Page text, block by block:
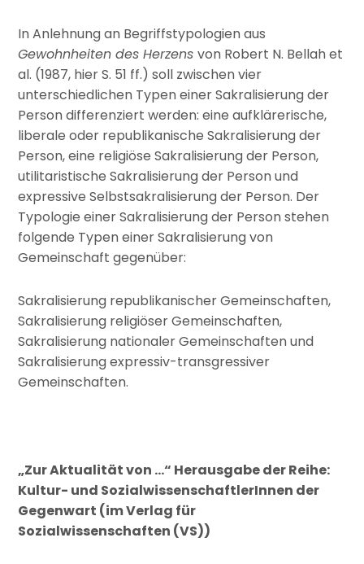
In Anlehnung an Begriffstypologien aus
Gewohnheiten des Herzensvon Robert N. Bellah et
al. (1987, hier S. 51 ff.) soll zwischen vier
unterschiedlichen Typen einer Sakralisierung der
Person differenziert werden: eine aufklärerische,
liberale oder republikanische Sakralisierung der
Person, eine religiöse Sakralisierung der Person,
utilitaristische Sakralisierung der Person und
expressive Selbstsakralisierung der Person. Der
Typologie einer Sakralisierung der Person stehen
folgende Typen einer Sakralisierung von
Gemeinschaft gegenüber:
Sakralisierung republikanischer Gemeinschaften,
Sakralisierung religiöser Gemeinschaften,
Sakralisierung nationaler Gemeinschaften und
Sakralisierung expressiv-transgressiver
Gemeinschaften.
„Zur Aktualität von …“ Herausgabe der Reihe:
Kultur- und SozialwissenschaftlerInnen der
Gegenwart (im Verlag für
Sozialwissenschaften (VS))